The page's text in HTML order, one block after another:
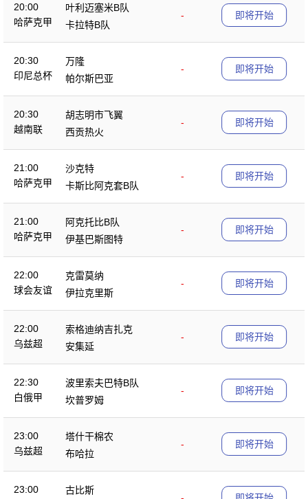
20:00
哈萨克甲
叶利迈塞米B队
-
卡拉特B队
即将开始
20:30
印尼总杯
万隆
-
帕尔斯巴亚
即将开始
20:30
越南联
胡志明市飞翼
-
西贡热火
即将开始
21:00
哈萨克甲
沙克特
-
卡斯比阿克套B队
即将开始
21:00
哈萨克甲
阿克托比B队
-
伊基巴斯图特
即将开始
22:00
球会友谊
克雷莫纳
-
伊拉克里斯
即将开始
22:00
乌兹超
索格迪纳吉扎克
-
安集延
即将开始
22:30
白俄甲
波里索夫巴特B队
-
坎普罗姆
即将开始
23:00
乌兹超
塔什干棉农
-
布哈拉
即将开始
23:00
古比斯